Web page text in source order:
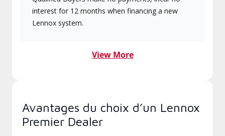
interest for 12 months when financing a new
Lennox system.
View More
Avantages du choix d’un Lennox
Premier Dealer